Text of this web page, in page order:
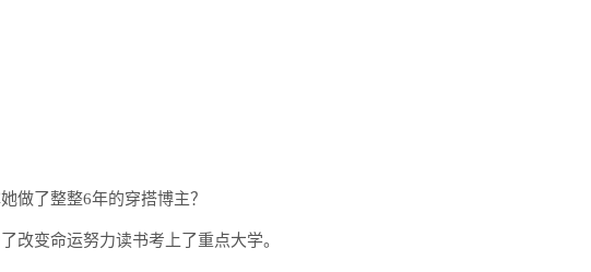
做了整整6年的穿搭博主？
改变命运努力读书考上了重点大学。